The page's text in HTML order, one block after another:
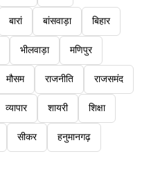
बारां बांसवाड़ा बिहार
भीलवाड़ा मणिपुर
मौसम राजनीति राजसमंद
व्यापार शायरी शिक्षा
सीकर हनुमानगढ़